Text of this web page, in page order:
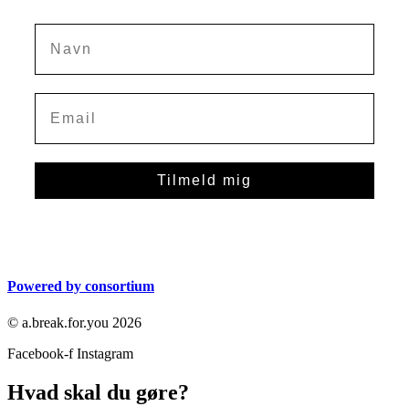
Tilmeld mig
Powered by consortium
© a.break.for.you 2026
Facebook-f Instagram
Hvad skal du gøre?